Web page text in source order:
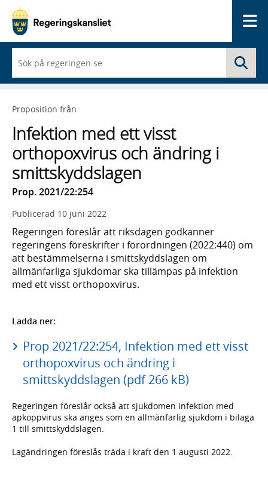
du
börjar
skriva
framträder
lista
med
sökförslag
Proposition från
Infektion med ett visst
orthopoxvirus och ändring i
smittskyddslagen
Prop. 2021/22:254
Publicerad 10 juni 2022
Regeringen föreslår att riksdagen godkänner
regeringens föreskrifter i förordningen (2022:440) om
att bestämmelserna i smittskyddslagen om
allmänfarliga sjukdomar ska tillämpas på infektion
med ett visst orthopoxvirus.
Ladda ner:
Prop 2021/22:254, Infektion med ett visst
orthopoxvirus och ändring i
smittskyddslagen (pdf 266 kB)
Regeringen föreslår också att sjukdomen infektion med
apkoppvirus ska anges som en allmänfarlig sjukdom i bilaga
1 till smittskyddslagen.
Lagändringen föreslås träda i kraft den 1 augusti 2022.